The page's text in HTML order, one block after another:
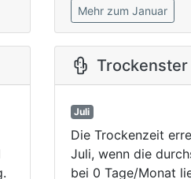
Mehr zum Januar
Trockenster
Juli
Die Trockenzeit
Juli, wenn die
bei 0 Tage/Monat